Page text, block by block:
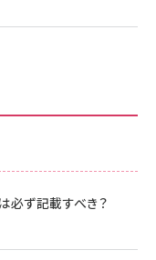
必ず記載すべき？